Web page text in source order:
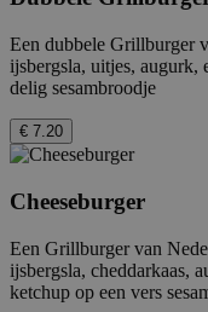
Een dubbele Grillburger
ijsbergsla, uitjes, augurk,
delig sesambroodje
€ 7.20
Cheeseburger
Een Grillburger van
ijsbergsla, cheddarkaas,
ketchup op een vers